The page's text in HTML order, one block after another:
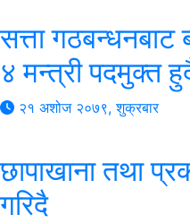
सत्ता गठबन्धनबाट
४ मन्त्री पदमुक्त
२१ अशोज २०७९, शुक्रबार
छापाखाना तथा
गरिदै